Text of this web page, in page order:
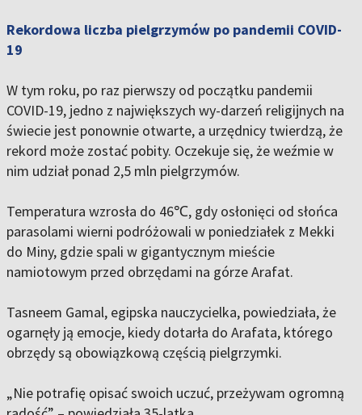
Rekordowa liczba pielgrzymów po pandemii COVID-
19
W tym roku, po raz pierwszy od początku pandemii
COVID-19, jedno z największych wy-darzeń religijnych na
świecie jest ponownie otwarte, a urzędnicy twierdzą, że
rekord może zostać pobity. Oczekuje się, że weźmie w
nim udział ponad 2,5 mln pielgrzymów.
Temperatura wzrosła do 46℃, gdy osłonięci od słońca
parasolami wierni podróżowali w poniedziałek z Mekki
do Miny, gdzie spali w gigantycznym mieście
namiotowym przed obrzędami na górze Arafat.
Tasneem Gamal, egipska nauczycielka, powiedziała, że
ogarnęły ją emocje, kiedy dotarła do Arafata, którego
obrzędy są obowiązkową częścią pielgrzymki.
„Nie potrafię opisać swoich uczuć, przeżywam ogromną